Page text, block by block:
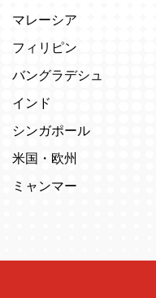
マレーシア
フィリピン
バングラデシュ
インド
シンガポール
米国・欧州
ミャンマー